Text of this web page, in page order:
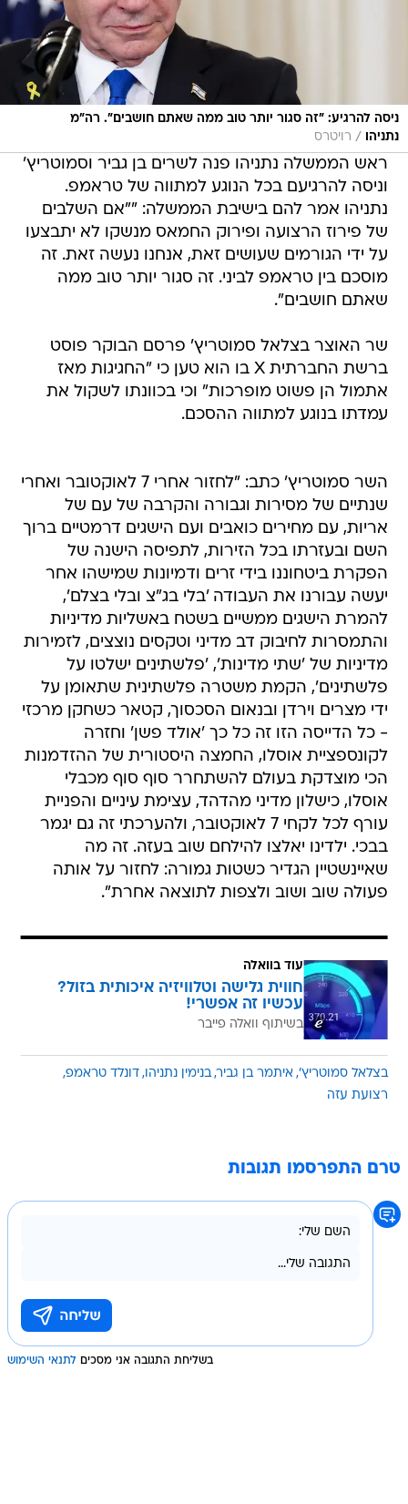
ניסה להרגיע: "זה סגור יותר טוב ממה שאתם חושבים". רה"מ
נתניהו
/ רויטרס
ראש הממשלה נתניהו פנה לשרים בן גביר וסמוטריץ'
וניסה להרגיעם בכל הנוגע למתווה של טראמפ.
נתניהו אמר להם בישיבת הממשלה: ""אם השלבים
של פירוז הרצועה ופירוק החמאס מנשקו לא יתבצעו
על ידי הגורמים שעושים זאת, אנחנו נעשה זאת. זה
מוסכם בין טראמפ לביני. זה סגור יותר טוב ממה
שאתם חושבים".
שר האוצר בצלאל סמוטריץ' פרסם הבוקר פוסט
ברשת החברתית X בו הוא טען כי "החגיגות מאז
אתמול הן פשוט מופרכות" וכי בכוונתו לשקול את
עמדתו בנוגע למתווה ההסכם.
השר סמוטריץ' כתב: "לחזור אחרי 7 לאוקטובר ואחרי
שנתיים של מסירות וגבורה והקרבה של עם של
אריות, עם מחירים כואבים ועם הישגים דרמטיים ברוך
השם ובעזרתו בכל הזירות, לתפיסה הישנה של
הפקרת ביטחוננו בידי זרים ודמיונות שמישהו אחר
יעשה עבורנו את העבודה 'בלי בג"צ ובלי בצלם',
להמרת הישגים ממשיים בשטח באשליות מדיניות
והתמסרות לחיבוק דב מדיני וטקסים נוצצים, לזמירות
מדיניות של 'שתי מדינות', 'פלשתינים ישלטו על
פלשתינים', הקמת משטרה פלשתינית שתאומן על
ידי מצרים וירדן ובנאום הסכסוך, קטאר כשחקן מרכזי
- כל הדייסה הזו זה כל כך 'אולד פשן' וחזרה
לקונספציית אוסלו, החמצה היסטורית של ההזדמנות
הכי מוצדקת בעולם להשתחרר סוף סוף מכבלי
אוסלו, כישלון מדיני מהדהד, עצימת עיניים והפניית
עורף לכל לקחי 7 לאוקטובר, ולהערכתי זה גם יגמר
בבכי. ילדינו יאלצו להילחם שוב בעזה. זה מה
שאיינשטיין הגדיר כשטות גמורה: לחזור על אותה
פעולה שוב ושוב ולצפות לתוצאה אחרת".
עוד בוואלה
חווית גלישה וטלוויזיה איכותית בזול?
עכשיו זה אפשרי!
בשיתוף וואלה פייבר
בצלאל סמוטריץ' איתמר בן גביר בנימין נתניהו דונלד טראמפ
רצועת עזה
טרם התפרסמו תגובות
בשליחת התגובה אני מסכים לתנאי השימוש